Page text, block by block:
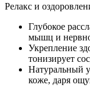
Релакс и
Глубокое
мышц и
Укрепление
тонизирует
Натуральный
коже, даря